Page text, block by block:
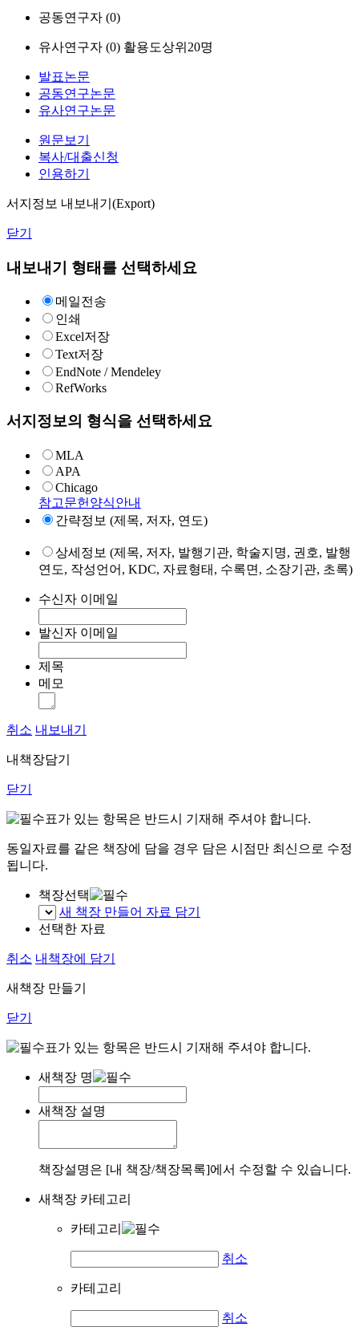
공동연구자 (0)
유사연구자 (0) 활용도상위20명
발표논문
공동연구논문
유사연구논문
원문보기
복사/대출신청
인용하기
서지정보 내보내기(Export)
닫기
내보내기 형태를 선택하세요
메일전송
인쇄
Excel저장
Text저장
EndNote / Mendeley
RefWorks
서지정보의 형식을 선택하세요
MLA
APA
Chicago
참고문헌양식안내
간략정보 (제목, 저자, 연도)
상세정보 (제목, 저자, 발행기관, 학술지명, 권호, 발행
연도, 작성언어, KDC, 자료형태, 수록면, 소장기관, 초록)
수신자 이메일
발신자 이메일
제목
메모
취소 내보내기
내책장담기
닫기
표가 있는 항목은 반드시 기재해 주셔야 합니다.
동일자료를 같은 책장에 담을 경우 담은 시점만 최신으로 수정
됩니다.
책장선택
새 책장 만들어 자료 담기
선택한 자료
취소 내책장에 담기
새책장 만들기
닫기
표가 있는 항목은 반드시 기재해 주셔야 합니다.
새책장 명
새책장 설명
책장설명은 [내 책장/책장목록]에서 수정할 수 있습니다.
새책장 카테고리
카테고리
취소
카테고리
취소